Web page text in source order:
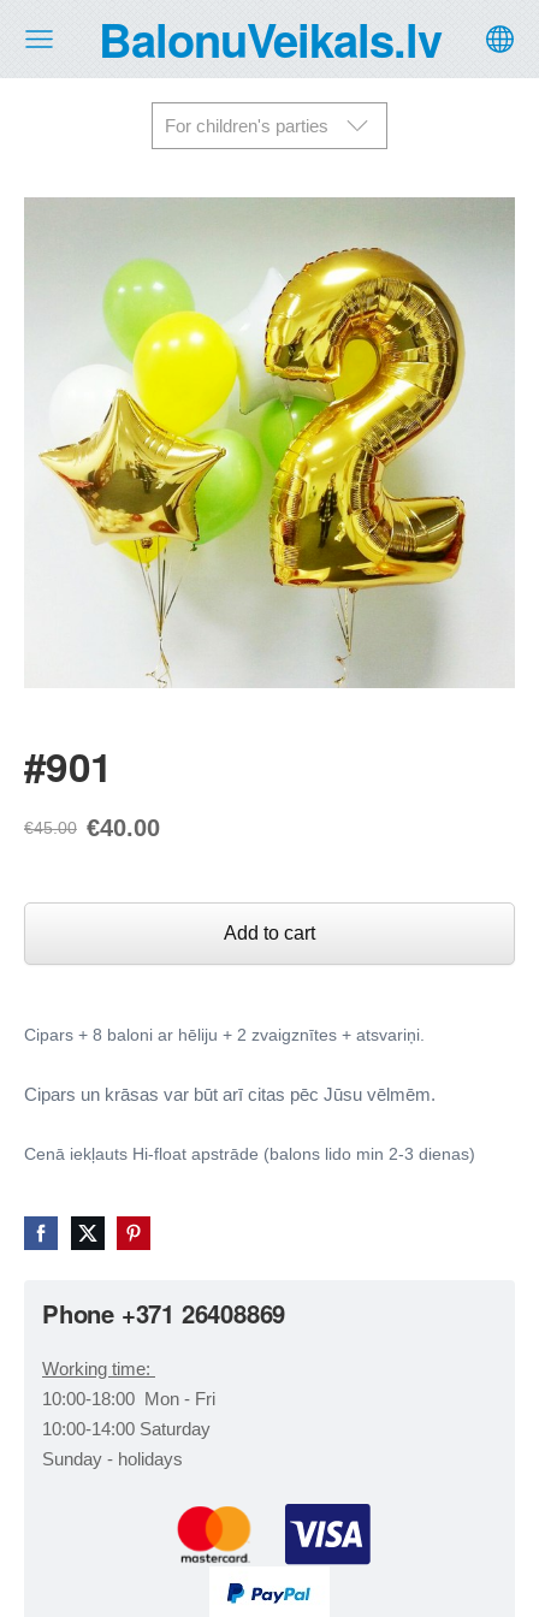
BalonuVeikals.lv
For children's parties
Phone +371 26408869
Working time:
10:00-18:00 Mon - Fri
10:00-14:00 Saturday
Sunday - holidays
#901
€45.00 €40.00
Add to cart
Cipars + 8 baloni ar hēliju + 2 zvaigznītes + atsvariņi.
Cipars un krāsas var būt arī citas pēc Jūsu vēlmēm.
Cenā iekļauts Hi-float apstrāde (balons lido min 2-3 dienas)